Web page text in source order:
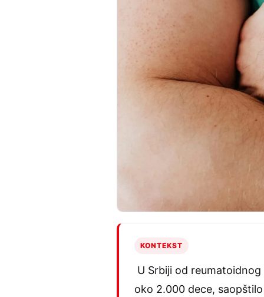
KONTEKST
U Srbiji od
oko 2.000 dece,